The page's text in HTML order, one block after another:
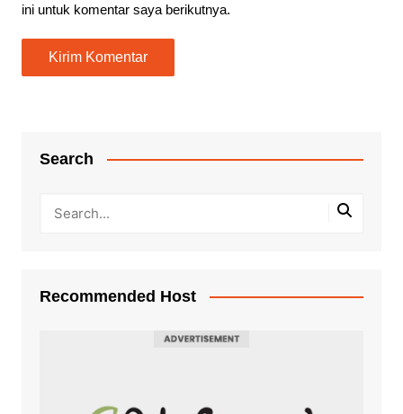
ini untuk komentar saya berikutnya.
Search
Recommended Host